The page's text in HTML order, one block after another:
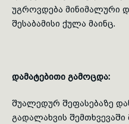
უგროვდება მინიმალური
შესაბამისი ქულა მაინც.
დამატებითი გამოცდა:
შუალედურ შეფასებაზე
გადალახვის